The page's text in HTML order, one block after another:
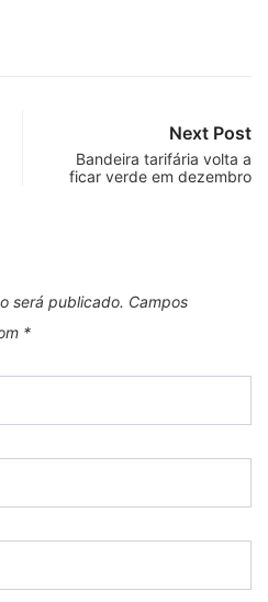
Next Post
Bandeira tarifária volta a
ficar verde em dezembro
será publicado. Campos
*